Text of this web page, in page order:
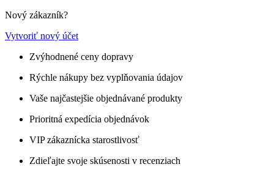
Nový zákazník?
Vytvoriť nový účet
Zvýhodnené ceny dopravy
Rýchle nákupy bez vyplňovania údajov
Vaše najčastejšie objednávané produkty
Prioritná expedícia objednávok
VIP zákaznícka starostlivosť
Zdieľajte svoje skúsenosti v recenziach